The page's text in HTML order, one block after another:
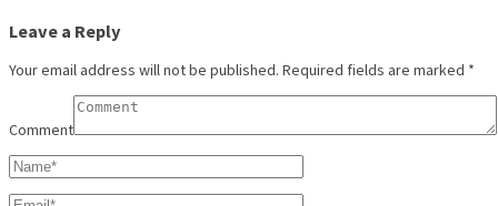
Leave a Reply
Your email address will not be published. Required fields are marked *
Comment